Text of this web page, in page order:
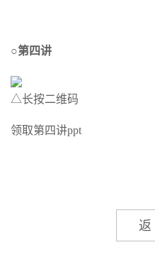
○第四讲
△长按二维码
领取第四讲ppt